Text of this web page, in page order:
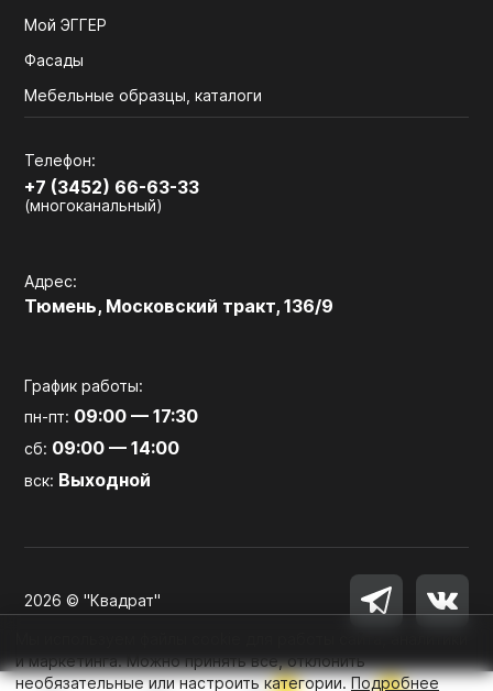
Мой ЭГГЕР
Фасады
Мебельные образцы, каталоги
Телефон:
+7 (3452) 66-63-33
(многоканальный)
Адрес:
Тюмень, Московский тракт, 136/9
График работы:
пн-пт: 09:00 — 17:30
сб: 09:00 — 14:00
вск: Выходной
2026 © "Квадрат"
и маркетинга. Можно принять все, отклонить
необязательные или настроить категории.Подробнее